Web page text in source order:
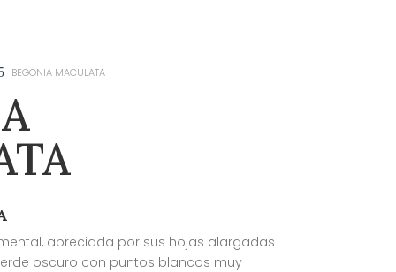
BEGONIA MACULATA
apreciada por sus hojas alargadas
oscuro con puntos blancos muy